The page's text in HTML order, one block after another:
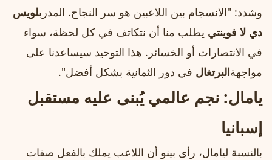
وشدد: "الانسجام بين اللاعبين هو سر النجاح. المدربلويس
دي لا فوينتي يطلب منا أن نتكاتف في كل لحظة، سواء
في الانتصارات أو الخسائر. هذا التوحيد سيساعدنا على
مواجهةالبرتغال في دور الثمانية بشكل أفضل".
يامال: نجم عالمي يُبنى عليه مستقبل
إسبانيا
بالنسبة ليامال، رأى بينو أن اللاعب يملك بالفعل صفات